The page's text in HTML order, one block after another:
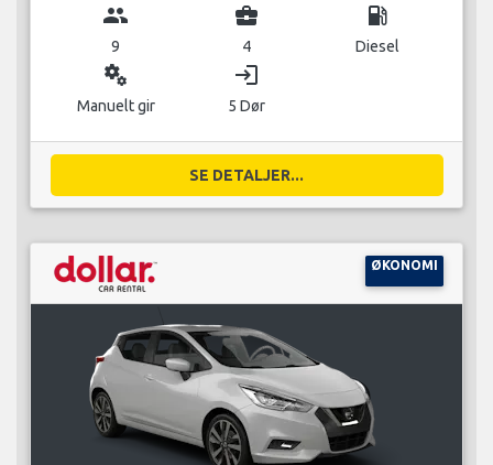
group
9
business_center
4
local_gas_station
Diesel
miscellaneous_services
Manuelt gir
login
5 Dør
SE DETALJER...
ØKONOMI